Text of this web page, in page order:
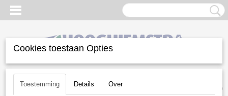
Inloggen Registreren
(0)
Cookies toestaan Opties
Toestemming Details Over